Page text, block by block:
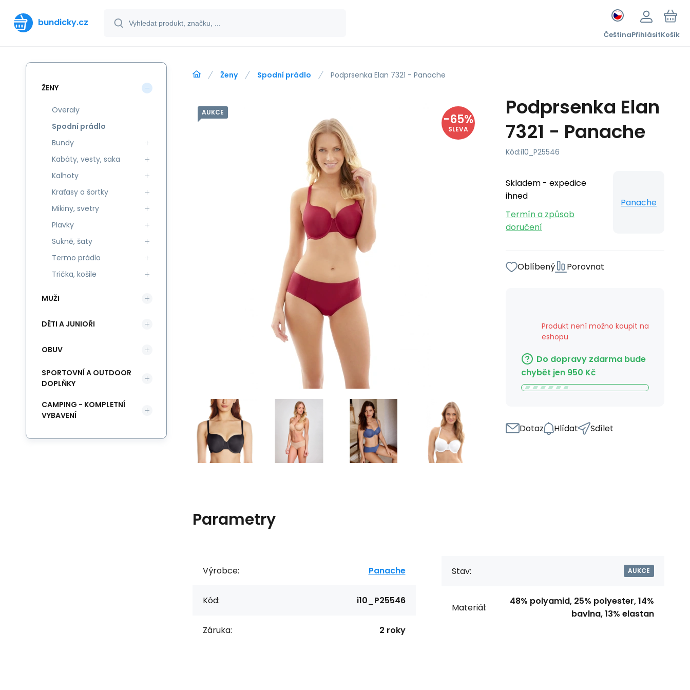
bundicky.cz
ČeštinaPřihlásitKošík
Ženy Spodní prádlo Podprsenka Elan 7321 - Panache
AUKCE -65%
SLEVA
Podprsenka Elan
7321 - Panache
Kód:i10_P25546
Skladem - expedice
ihned
Termín a způsob
doručení
Panache
Oblíbený Porovnat
Produkt není možno koupit na
eshopu
Do dopravy zdarma bude
chybět jen 950 Kč
Dotaz Hlídat Sdílet
Parametry
Výrobce: Panache
Kód: i10_P25546
Záruka: 2 roky
Stav: AUKCE
Materiál:
48% polyamid, 25% polyester, 14%
bavlna, 13% elastan
ŽENY
Overaly
Spodní prádlo
Bundy
Kabáty, vesty, saka
Kalhoty
Kraťasy a šortky
Mikiny, svetry
Plavky
Sukně, šaty
Termo prádlo
Trička, košile
MUŽI
DĚTI A JUNIOŘI
OBUV
SPORTOVNÍ A OUTDOOR
DOPLŇKY
CAMPING - KOMPLETNÍ
VYBAVENÍ